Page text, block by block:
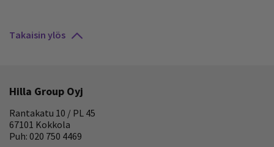
Takaisin ylös
Hilla Group Oyj
Rantakatu 10 / PL 45
67101 Kokkola
Puh: 020 750 4469